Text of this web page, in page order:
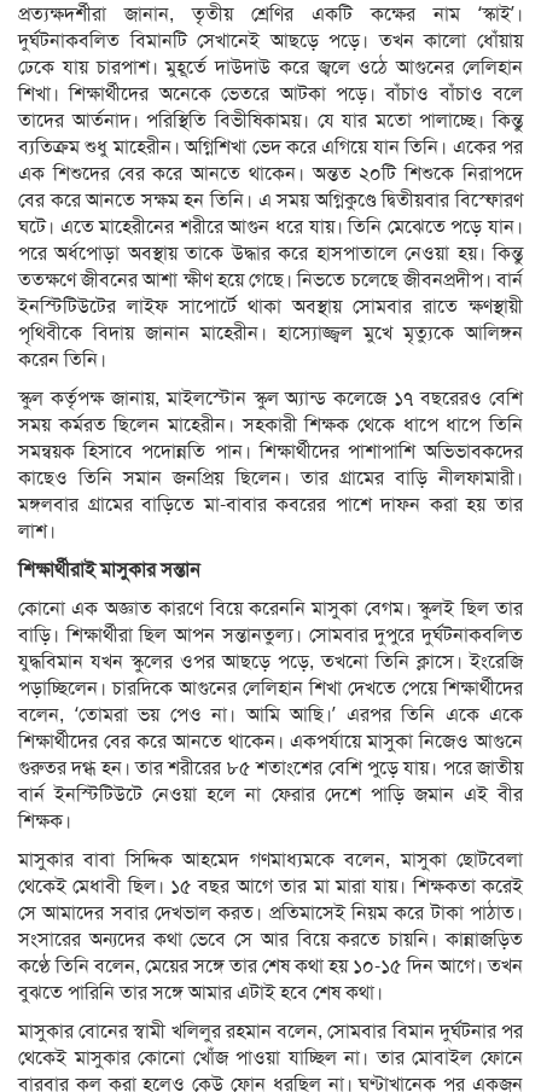
প্রত্যক্ষদর্শীরা জানান, তৃতীয় শ্রেণির একটি কক্ষের নাম ‘স্কাই’।
দুর্ঘটনাকবলিত বিমানটি সেখানেই আছড়ে পড়ে। তখন কালো ধোঁয়ায়
ঢেকে যায় চারপাশ। মুহূর্তে দাউদাউ করে জ্বলে ওঠে আগুনের লেলিহান
শিখা। শিক্ষার্থীদের অনেকে ভেতরে আটকা পড়ে। বাঁচাও বাঁচাও বলে
তাদের আর্তনাদ। পরিস্থিতি বিভীষিকাময়। যে যার মতো পালাচ্ছে। কিন্তু
ব্যতিক্রম শুধু মাহেরীন। অগ্নিশিখা ভেদ করে এগিয়ে যান তিনি। একের পর
এক শিশুদের বের করে আনতে থাকেন। অন্তত ২০টি শিশুকে নিরাপদে
বের করে আনতে সক্ষম হন তিনি। এ সময় অগ্নিকুণ্ডে দ্বিতীয়বার বিস্ফোরণ
ঘটে। এতে মাহেরীনের শরীরে আগুন ধরে যায়। তিনি মেঝেতে পড়ে যান।
পরে অর্ধপোড়া অবস্থায় তাকে উদ্ধার করে হাসপাতালে নেওয়া হয়। কিন্তু
ততক্ষণে জীবনের আশা ক্ষীণ হয়ে গেছে। নিভতে চলেছে জীবনপ্রদীপ। বার্ন
ইনস্টিটিউটের লাইফ সাপোর্টে থাকা অবস্থায় সোমবার রাতে ক্ষণস্থায়ী
পৃথিবীকে বিদায় জানান মাহেরীন। হাস্যোজ্জ্বল মুখে মৃত্যুকে আলিঙ্গন
করেন তিনি।
স্কুল কর্তৃপক্ষ জানায়, মাইলস্টোন স্কুল অ্যান্ড কলেজে ১৭ বছরেরও বেশি
সময় কর্মরত ছিলেন মাহেরীন। সহকারী শিক্ষক থেকে ধাপে ধাপে তিনি
সমন্বয়ক হিসাবে পদোন্নতি পান। শিক্ষার্থীদের পাশাপাশি অভিভাবকদের
কাছেও তিনি সমান জনপ্রিয় ছিলেন। তার গ্রামের বাড়ি নীলফামারী।
মঙ্গলবার গ্রামের বাড়িতে মা-বাবার কবরের পাশে দাফন করা হয় তার
লাশ।
শিক্ষার্থীরাই মাসুকার সন্তান
কোনো এক অজ্ঞাত কারণে বিয়ে করেননি মাসুকা বেগম। স্কুলই ছিল তার
বাড়ি। শিক্ষার্থীরা ছিল আপন সন্তানতুল্য। সোমবার দুপুরে দুর্ঘটনাকবলিত
যুদ্ধবিমান যখন স্কুলের ওপর আছড়ে পড়ে, তখনো তিনি ক্লাসে। ইংরেজি
পড়াচ্ছিলেন। চারদিকে আগুনের লেলিহান শিখা দেখতে পেয়ে শিক্ষার্থীদের
বলেন, ‘তোমরা ভয় পেও না। আমি আছি।’ এরপর তিনি একে একে
শিক্ষার্থীদের বের করে আনতে থাকেন। একপর্যায়ে মাসুকা নিজেও আগুনে
গুরুতর দগ্ধ হন। তার শরীরের ৮৫ শতাংশের বেশি পুড়ে যায়। পরে জাতীয়
বার্ন ইনস্টিটিউটে নেওয়া হলে না ফেরার দেশে পাড়ি জমান এই বীর
শিক্ষক।
মাসুকার বাবা সিদ্দিক আহমেদ গণমাধ্যমকে বলেন, মাসুকা ছোটবেলা
থেকেই মেধাবী ছিল। ১৫ বছর আগে তার মা মারা যায়। শিক্ষকতা করেই
সে আমাদের সবার দেখভাল করত। প্রতিমাসেই নিয়ম করে টাকা পাঠাত।
সংসারের অন্যদের কথা ভেবে সে আর বিয়ে করতে চায়নি। কান্নাজড়িত
কণ্ঠে তিনি বলেন, মেয়ের সঙ্গে তার শেষ কথা হয় ১০-১৫ দিন আগে। তখন
বুঝতে পারিনি তার সঙ্গে আমার এটাই হবে শেষ কথা।
মাসুকার বোনের স্বামী খলিলুর রহমান বলেন, সোমবার বিমান দুর্ঘটনার পর
থেকেই মাসুকার কোনো খোঁজ পাওয়া যাচ্ছিল না। তার মোবাইল ফোনে
বারবার কল করা হলেও কেউ ফোন ধরছিল না। ঘণ্টাখানেক পর একজন